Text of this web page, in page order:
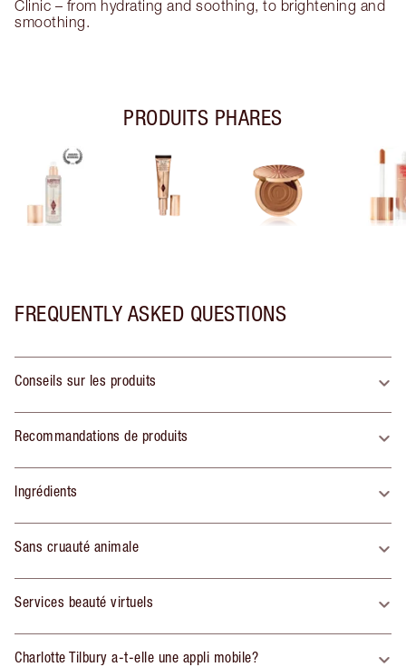
Clinic – from hydrating and soothing, to brightening and
smoothing.
PRODUITS PHARES
FREQUENTLY ASKED QUESTIONS
Conseils sur les produits
Recommandations de produits
Ingrédients
Sans cruauté animale
Services beauté virtuels
Charlotte Tilbury a-t-elle une appli mobile?